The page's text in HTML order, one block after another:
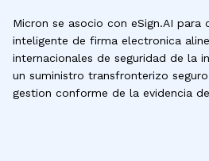
Micron se asocio con eSign.AI para
inteligente de firma electronica
internacionales de seguridad de la
un suministro transfronterizo
gestion conforme de la evidencia